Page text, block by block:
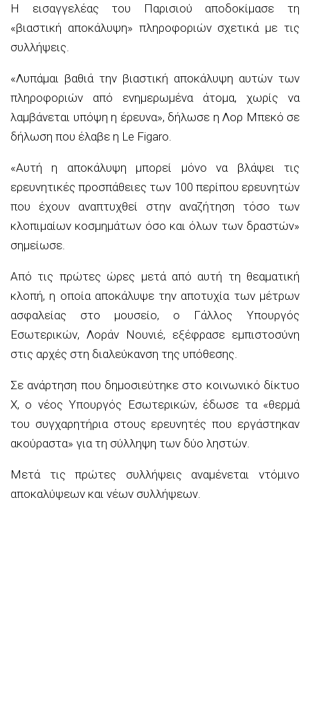
Η εισαγγελέας του Παρισιού αποδοκίμασε τη
«βιαστική αποκάλυψη» πληροφοριών σχετικά με τις
συλλήψεις.
«Λυπάμαι βαθιά την βιαστική αποκάλυψη αυτών των
πληροφοριών από ενημερωμένα άτομα, χωρίς να
λαμβάνεται υπόψη η έρευνα», δήλωσε η Λορ Μπεκό σε
δήλωση που έλαβε η Le Figaro.
«Αυτή η αποκάλυψη μπορεί μόνο να βλάψει τις
ερευνητικές προσπάθειες των 100 περίπου ερευνητών
που έχουν αναπτυχθεί στην αναζήτηση τόσο των
κλοπιμαίων κοσμημάτων όσο και όλων των δραστών»
σημείωσε.
Από τις πρώτες ώρες μετά από αυτή τη θεαματική
κλοπή, η οποία αποκάλυψε την αποτυχία των μέτρων
ασφαλείας στο μουσείο, ο Γάλλος Υπουργός
Εσωτερικών, Λοράν Νουνιέ, εξέφρασε εμπιστοσύνη
στις αρχές στη διαλεύκανση της υπόθεσης.
Σε ανάρτηση που δημοσιεύτηκε στο κοινωνικό δίκτυο
X, ο νέος Υπουργός Εσωτερικών, έδωσε τα «θερμά
του συγχαρητήρια στους ερευνητές που εργάστηκαν
ακούραστα» για τη σύλληψη των δύο ληστών.
Μετά τις πρώτες συλλήψεις αναμένεται ντόμινο
αποκαλύψεων και νέων συλλήψεων.